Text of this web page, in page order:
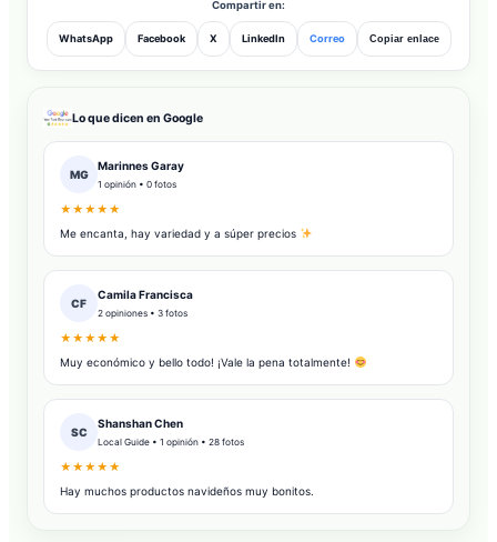
Compartir en:
WhatsApp Facebook X LinkedIn Correo Copiar enlace
Lo que dicen en Google
MG
Marinnes Garay
1 opinión • 0 fotos
★★★★★
Me encanta, hay variedad y a súper precios
CF
Camila Francisca
2 opiniones • 3 fotos
★★★★★
Muy económico y bello todo! ¡Vale la pena totalmente!
SC
Shanshan Chen
Local Guide • 1 opinión • 28 fotos
★★★★★
Hay muchos productos navideños muy bonitos.